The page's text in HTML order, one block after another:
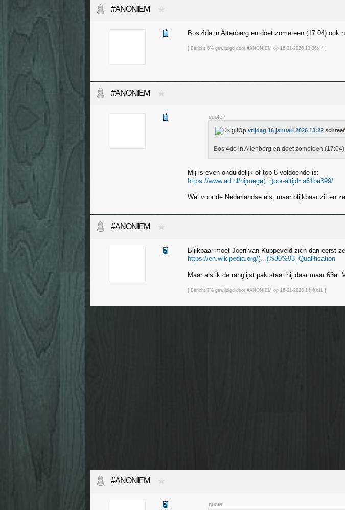
#ANONIEM
Bos 4de in Altenberg en doet zometeen (17:04)
[ Bericht 6% gewijzigd door #ANONIEM op 16-01-2026 13:26:44 ]
#ANONIEM
quote:
Op vrijdag 16 januari 2026 13:22 schreef
Bos 4de in Altenberg en doet zometeen
Mij is even onduidelijk of top 8 voldoende is:
https://www.ad.nl/nijmege(...)oor-altijd~a61be399/
Wel voor de Nederlandse eis, maar blijkbaar zitten
#ANONIEM
Blijkbaar moet Joeri van Kuppeveld zich dan eerst
https://en.wikipedia.org/(...)%80%93_Qualification
Maar als ik de ranglijst pak staat hij daar maar 63e.
[ Bericht 7% gewijzigd door #ANONIEM op 16-01-2026 14:40:11 ]
#ANONIEM
quote: